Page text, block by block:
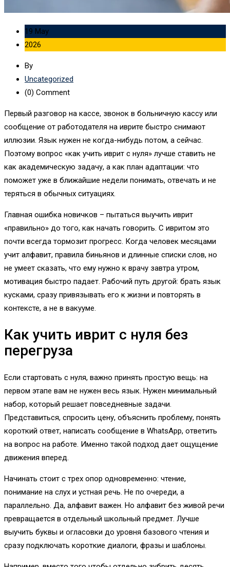
19 May
2026
By
Uncategorized
(0) Comment
Первый разговор на кассе, звонок в больничную кассу или
сообщение от работодателя на иврите быстро снимают
иллюзии. Язык нужен не когда-нибудь потом, а сейчас.
Поэтому вопрос «как учить иврит с нуля» лучше ставить не
как академическую задачу, а как план адаптации: что
поможет уже в ближайшие недели понимать, отвечать и не
теряться в обычных ситуациях.
Главная ошибка новичков – пытаться выучить иврит
«правильно» до того, как начать говорить. С ивритом это
почти всегда тормозит прогресс. Когда человек месяцами
учит алфавит, правила биньянов и длинные списки слов, но
не умеет сказать, что ему нужно к врачу завтра утром,
мотивация быстро падает. Рабочий путь другой: брать язык
кусками, сразу привязывать его к жизни и повторять в
контексте, а не в вакууме.
Как учить иврит с нуля без
перегруза
Если стартовать с нуля, важно принять простую вещь: на
первом этапе вам не нужен весь язык. Нужен минимальный
набор, который решает повседневные задачи.
Представиться, спросить цену, объяснить проблему, понять
короткий ответ, написать сообщение в WhatsApp, ответить
на вопрос на работе. Именно такой подход дает ощущение
движения вперед.
Начинать стоит с трех опор одновременно: чтение,
понимание на слух и устная речь. Не по очереди, а
параллельно. Да, алфавит важен. Но алфавит без живой речи
превращается в отдельный школьный предмет. Лучше
выучить буквы и огласовки до уровня базового чтения и
сразу подключать короткие диалоги, фразы и шаблоны.